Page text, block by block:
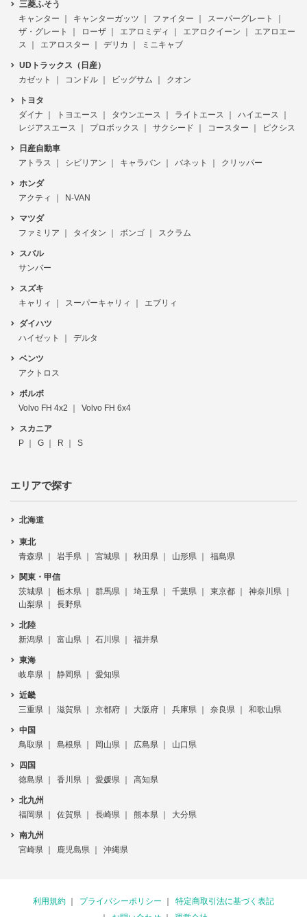
三菱ふそう
キャンター
キャンターガッツ ファイター
スーパーグレート
ザ・グレート
ローザ エアロミディ エアロクイーン
エアロエー
ス
エアロスター デリカ ミニキャブ
UDトラックス（日産）
カゼット
コンドル ビッグサム クオン
トヨタ
ダイナ
トヨエース タウンエース ライトエース
ハイエース
レジアスエース
プロボックス サクシード コースター ピクシス
日産自動車
アトラス
シビリアン キャラバン バネット クリッパー
ホンダ
アクティ
N-VAN
マツダ
ファミリア
タイタン ボンゴ スクラム
スバル
サンバー
スズキ
キャリィ
スーパーキャリィ エブリィ
ダイハツ
ハイゼット
デルタ
ベンツ
アクトロス
ボルボ
Volvo FH 4x2
Volvo FH 6x4
スカニア
P
G R S
エリアで探す
北海道
東北
青森県
岩手県 宮城県 秋田県 山形県 福島県
関東・甲信
茨城県
栃木県 群馬県 埼玉県 千葉県 東京都
神奈川県
山梨県
長野県
北陸
新潟県
富山県 石川県 福井県
東海
岐阜県
静岡県 愛知県
近畿
三重県
滋賀県 京都府 大阪府 兵庫県 奈良県 和歌山県
中国
鳥取県
島根県 岡山県 広島県 山口県
四国
徳島県
香川県 愛媛県 高知県
北九州
福岡県
佐賀県 長崎県 熊本県 大分県
南九州
宮崎県
鹿児島県 沖縄県
利用規約 プライバシーポリシー
特定商取引法に基づく表記